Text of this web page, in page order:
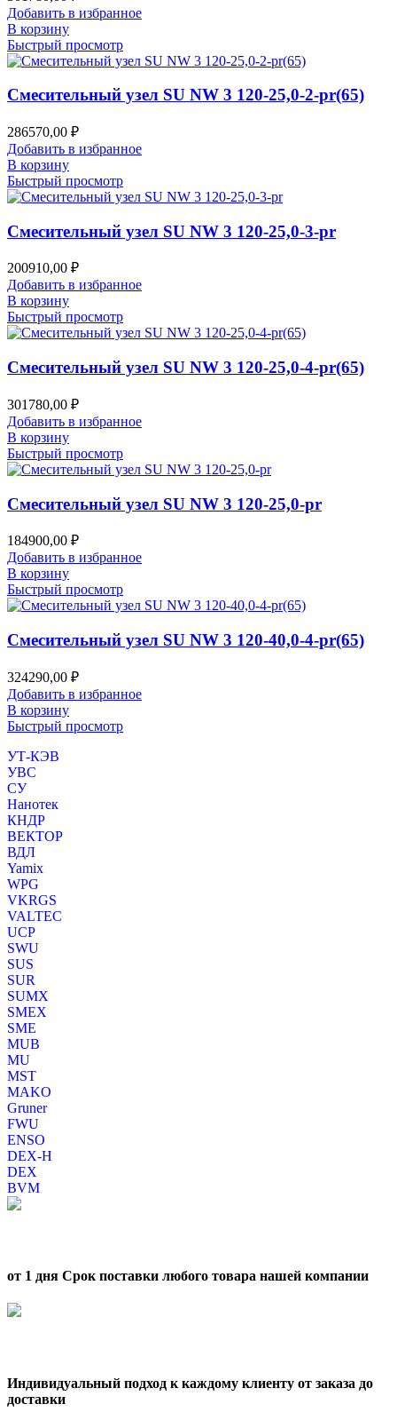
Добавить в избранное
В корзину
Быстрый просмотр
Смесительный узел SU NW 3 120-25,0-2-pr(65)
286570,00 ₽
Добавить в избранное
В корзину
Быстрый просмотр
Смесительный узел SU NW 3 120-25,0-3-pr
200910,00 ₽
Добавить в избранное
В корзину
Быстрый просмотр
Смесительный узел SU NW 3 120-25,0-4-pr(65)
301780,00 ₽
Добавить в избранное
В корзину
Быстрый просмотр
Смесительный узел SU NW 3 120-25,0-pr
184900,00 ₽
Добавить в избранное
В корзину
Быстрый просмотр
Смесительный узел SU NW 3 120-40,0-4-pr(65)
324290,00 ₽
Добавить в избранное
В корзину
Быстрый просмотр
УТ-КЭВ
УВС
СУ
Нанотек
КНДР
ВЕКТОР
ВДЛ
Yamix
WPG
VKRGS
VALTEC
UCP
SWU
SUS
SUR
SUMX
SMEX
SME
MUB
MU
MST
MAKO
Gruner
FWU
ENSO
DEX-H
DEX
BVM
от 1 дня Срок поставки любого товара нашей компании
Индивидуальный подход к каждому клиенту от заказа до
доставки